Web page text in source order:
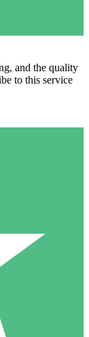
and the quality
to this service